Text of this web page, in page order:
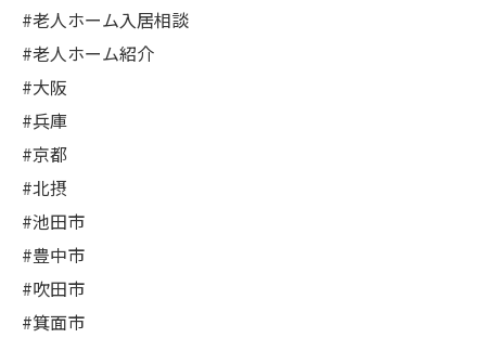
#老人ホーム入居相談
#老人ホーム紹介
#大阪
#兵庫
#京都
#北摂
#池田市
#豊中市
#吹田市
#箕面市